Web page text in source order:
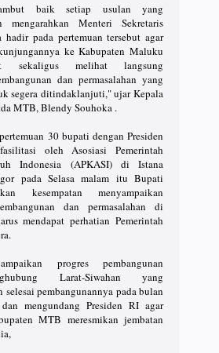
baik setiap usulan yang
mengarahkan Menteri Sekretaris
hadir pada pertemuan tersebut agar
ke Kabupaten Maluku
sekaligus melihat langsung
dan permasalahan yang
segera ditindaklanjuti," ujar Kepala
MTB, Blendy Souhoka .
30 bupati dengan Presiden
oleh Asosiasi Pemerintah
Indonesia (APKASI) di Istana
pada Selasa malam itu Bupati
kesempatan menyampaikan
dan permasalahan di
mendapat perhatian Pemerintah
progres pembangunan
Larat-Siwahan yang
selesai pembangunannya pada bulan
mengundang Presiden RI agar
MTB meresmikan jembatan